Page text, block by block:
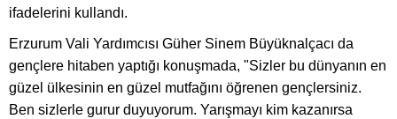
ifadelerini kullandı.
Erzurum Vali Yardımcısı Güher Sinem Büyüknalçacı da
gençlere hitaben yaptığı konuşmada, "Sizler bu dünyanın en
güzel ülkesinin en güzel mutfağını öğrenen gençlersiniz.
Ben sizlerle gurur duyuyorum. Yarışmayı kim kazanırsa